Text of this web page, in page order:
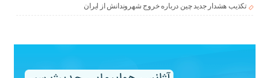
تکذیب هشدار جدید چین درباره خروج شهروندانش از ایران